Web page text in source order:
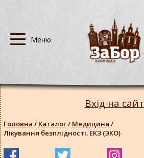
Вхід на сайт
Головна / Каталог/ Медицина /
Лікування безплідності. ЕКЗ (ЭКО)